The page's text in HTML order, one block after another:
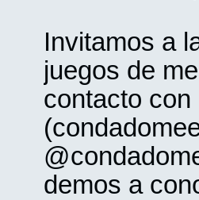
Invitamos a
juegos de
contacto
demos a